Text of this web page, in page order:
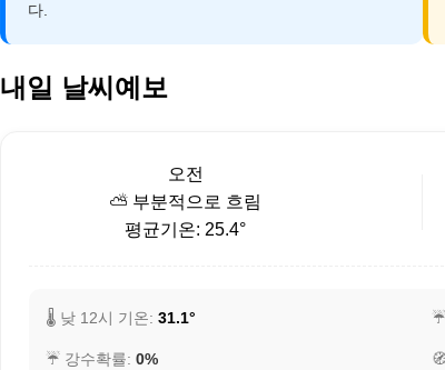
다.
내일 날씨예보
오전
⛅ 부분적으로 흐림
평균기온: 25.4°
🌡️ 낮 12시 기온: 31.1°
☔ 강수확률: 0%